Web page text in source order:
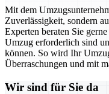
Mit dem
Zuverlässigkeit, sondern
Experten beraten Sie
Umzug erforderlich sind
können. So wird Ihr
Überraschungen und mit
Wir sind für Sie da